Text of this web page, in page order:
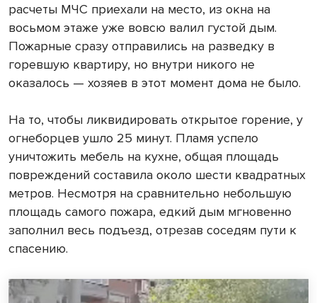
расчеты МЧС приехали на место, из окна на
восьмом этаже уже вовсю валил густой дым.
Пожарные сразу отправились на разведку в
горевшую квартиру, но внутри никого не
оказалось — хозяев в этот момент дома не было.
На то, чтобы ликвидировать открытое горение, у
огнеборцев ушло 25 минут. Пламя успело
уничтожить мебель на кухне, общая площадь
повреждений составила около шести квадратных
метров. Несмотря на сравнительно небольшую
площадь самого пожара, едкий дым мгновенно
заполнил весь подъезд, отрезав соседям пути к
спасению.